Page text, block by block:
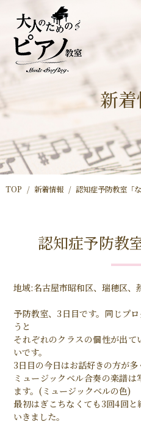
新
TOP 新着情報 認知症予防教室「な
認知症予防教
地域:名古屋市昭和区、瑞穂区、
予防教室、3日目です。同じプ
うと
それぞれのクラスの個性が出
いです。
3日目の今日はお話好きの方が多
ミュージックベル合奏の楽譜
ます。(ミュージックベルの色)
最初はぎこちなくても3回4回
いきました。